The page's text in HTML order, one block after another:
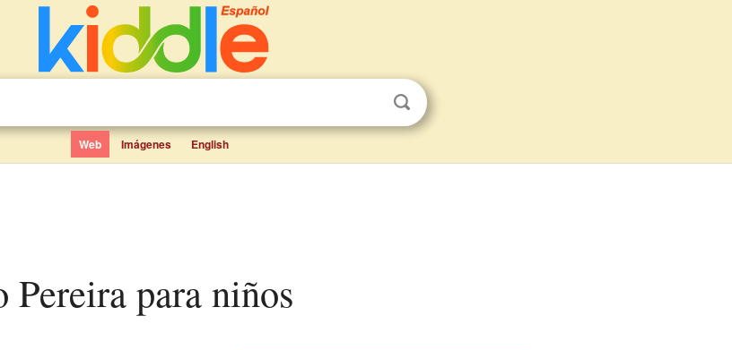
Web Imágenes English
Pereira para niños